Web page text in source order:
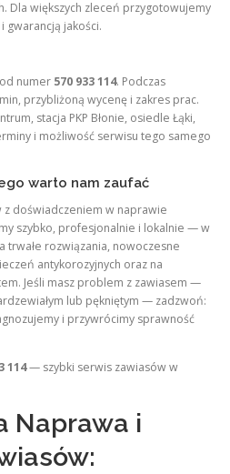
Dla większych zleceń przygotowujemy
gwarancją jakości.
numer 570 933 114. Podczas
przybliżoną wycenę i zakres prac.
stacja PKP Błonie, osiedle Łąki,
i możliwość serwisu tego samego
warto nam zaufać
z doświadczeniem w naprawie
szybko, profesjonalnie i lokalnie — w
trwałe rozwiązania, nowoczesne
antykorozyjnych oraz na
Jeśli masz problem z zawiasem —
lub pękniętym — zadzwoń:
i przywrócimy sprawność
114— szybki serwis zawiasów w
Naprawa i